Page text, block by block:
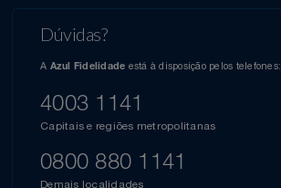
Dúvidas?
A Azul Fidelidade está à disposição pelos telefones:
4003 1141
Capitais e regiões metropolitanas
0800 880 1141
Demais localidades